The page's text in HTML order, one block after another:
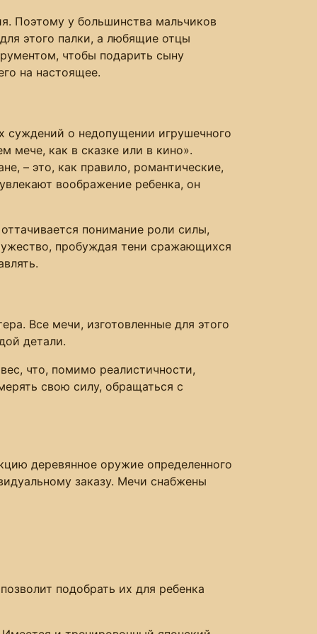
Поэтому у большинства мальчиков
этого палки, а любящие отцы
чтобы подарить сыну
на настоящее.
суждений о недопущении игрушечного
мече, как в сказке или в кино».
– это, как правило, романтические,
воображение ребенка, он
понимание роли силы,
пробуждая тени сражающихся
Все мечи, изготовленные для этого
детали.
что, помимо реалистичности,
свою силу, обращаться с
деревянное оружие определенного
заказу. Мечи снабжены
подобрать их для ребенка